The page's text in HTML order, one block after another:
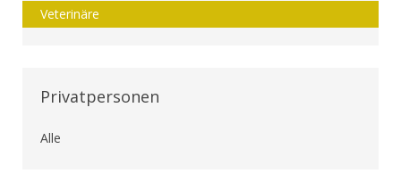
Veterinäre
Privatpersonen
Alle